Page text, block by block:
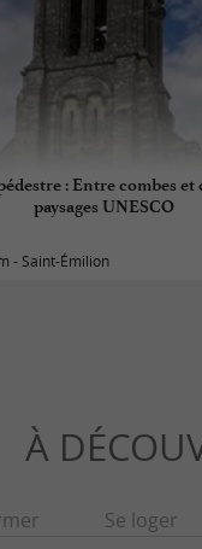
: Entre combes et
paysages UNESCO
- Saint-Émilion
À
Se loger